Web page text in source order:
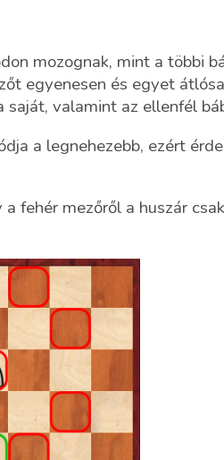
mozognak, mint a többi
egyenesen és egyet
valamint az ellenfél
a legnehezebb, ezért
fehér mezőről a huszár